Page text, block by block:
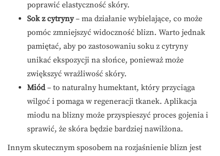
poprawić elastyczność skóry.
Sok z cytryny– ma działanie wybielające, co może
pomóc zmniejszyć widoczność blizn. Warto jednak
pamiętać, aby po zastosowaniu soku z cytryny
unikać ekspozycji na słońce, ponieważ może
zwiększyć wrażliwość skóry.
Miód– to naturalny humektant, który przyciąga
wilgoć i pomaga w regeneracji tkanek. Aplikacja
miodu na blizny może przyspieszyć proces gojenia i
sprawić, że skóra będzie bardziej nawilżona.
Innym skutecznym sposobem na rozjaśnienie blizn jest